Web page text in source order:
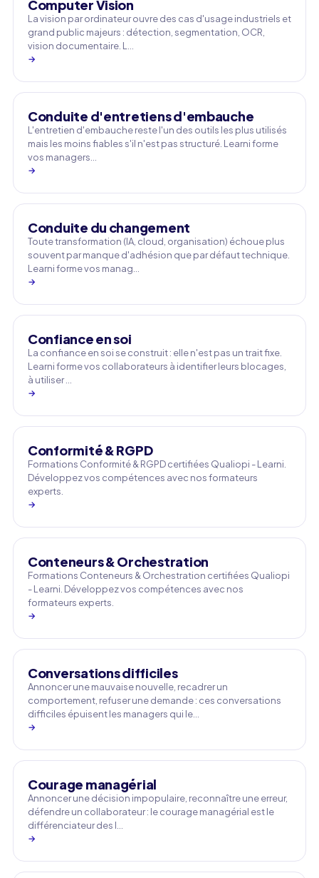
Computer Vision
La vision par ordinateur ouvre des cas d'usage industriels et
grand public majeurs : détection, segmentation, OCR,
vision documentaire. L…
→
Conduite d'entretiens d'embauche
L'entretien d'embauche reste l'un des outils les plus utilisés
mais les moins fiables s'il n'est pas structuré. Learni forme
vos managers…
→
Conduite du changement
Toute transformation (IA, cloud, organisation) échoue plus
souvent par manque d'adhésion que par défaut technique.
Learni forme vos manag…
→
Confiance en soi
La confiance en soi se construit : elle n'est pas un trait fixe.
Learni forme vos collaborateurs à identifier leurs blocages,
à utiliser …
→
Conformité & RGPD
Formations Conformité & RGPD certifiées Qualiopi - Learni.
Développez vos compétences avec nos formateurs
experts.
→
Conteneurs & Orchestration
Formations Conteneurs & Orchestration certifiées Qualiopi
- Learni. Développez vos compétences avec nos
formateurs experts.
→
Conversations difficiles
Annoncer une mauvaise nouvelle, recadrer un
comportement, refuser une demande : ces conversations
difficiles épuisent les managers qui le…
→
Courage managérial
Annoncer une décision impopulaire, reconnaître une erreur,
défendre un collaborateur : le courage managérial est le
différenciateur des l…
→